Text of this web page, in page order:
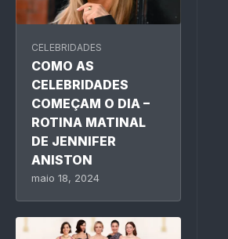
CELEBRIDADES
COMO AS
CELEBRIDADES
COMEÇAM O DIA –
ROTINA MATINAL
DE JENNIFER
ANISTON
maio 18, 2024